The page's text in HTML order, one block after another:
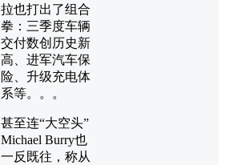
拉也打出了组合
拳：三季度车辆
交付数创历史新
高、进军汽车保
险、升级充电体
系等。。。
甚至连“大空头”
Michael Burry也
一反既往，称从